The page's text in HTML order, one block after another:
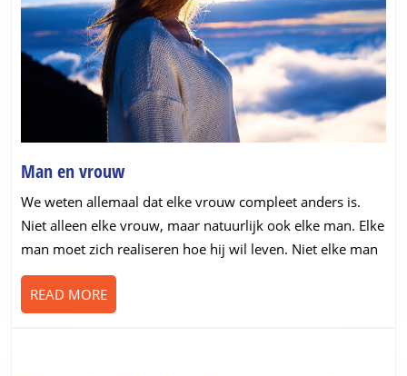
Man en vrouwMan
en
vrouw
We weten allemaal dat elke vrouw compleet anders is.
Niet alleen elke vrouw, maar natuurlijk ook elke man. Elke
man moet zich realiseren hoe hij wil leven. Niet elke man
READ MOREREAD
MORE